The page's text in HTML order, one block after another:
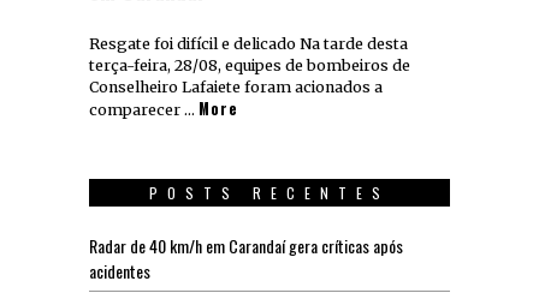
Resgate foi difícil e delicado Na tarde desta
terça-feira, 28/08, equipes de bombeiros de
Conselheiro Lafaiete foram acionados a
comparecer … More
POSTS RECENTES
Radar de 40 km/h em Carandaí gera críticas após
acidentes